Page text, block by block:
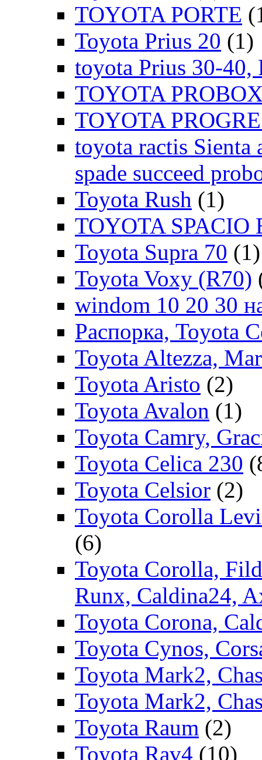
TOYOTA PORTE
Toyota Prius 20 (1)
toyota Prius 30-40,
TOYOTA
TOYOTA
toyota ractis Sienta
spade succeed
Toyota Rush (1)
TOYOTA SPACIO
Toyota Supra 70 (1)
Toyota Voxy (R70)
windom 10 20 30
Распорка, Toyota
Toyota Altezza,
Toyota Aristo (2)
Toyota Avalon (1)
Toyota Camry,
Toyota Celica 230
Toyota Celsior (2)
Toyota Corolla
(6)
Toyota Corolla,
Runx, Caldina24,
Toyota Corona,
Toyota Cynos,
Toyota Mark2,
Toyota Mark2,
Toyota Raum (2)
Toyota Rav4 (10)